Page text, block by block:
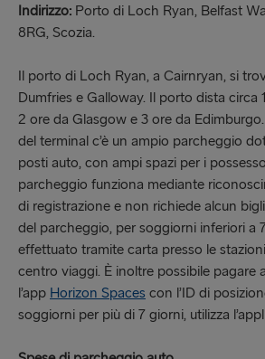
Indirizzo: Porto di Loch Ryan, Belfast
8RG, Scozia.
Il porto di Loch Ryan, a Cairnryan, si
Dumfries e Galloway. Il porto dista circa
2 ore da Glasgow e 3 ore da
del terminal c’è un ampio parcheggio
posti auto, con ampi spazi per i
parcheggio funziona mediante
di registrazione e non richiede alcun
del parcheggio, per soggiorni inferiori a
effettuato tramite carta presso le
centro viaggi. È inoltre possibile pagare
l’app Horizon Spaces con l’ID di
soggiorni per più di 7 giorni, utilizza